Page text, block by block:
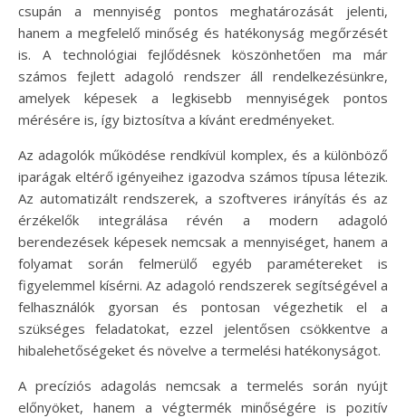
csupán a mennyiség pontos meghatározását jelenti,
hanem a megfelelő minőség és hatékonyság megőrzését
is. A technológiai fejlődésnek köszönhetően ma már
számos fejlett adagoló rendszer áll rendelkezésünkre,
amelyek képesek a legkisebb mennyiségek pontos
mérésére is, így biztosítva a kívánt eredményeket.
Az adagolók működése rendkívül komplex, és a különböző
iparágak eltérő igényeihez igazodva számos típusa létezik.
Az automatizált rendszerek, a szoftveres irányítás és az
érzékelők integrálása révén a modern adagoló
berendezések képesek nemcsak a mennyiséget, hanem a
folyamat során felmerülő egyéb paramétereket is
figyelemmel kísérni. Az adagoló rendszerek segítségével a
felhasználók gyorsan és pontosan végezhetik el a
szükséges feladatokat, ezzel jelentősen csökkentve a
hibalehetőségeket és növelve a termelési hatékonyságot.
A precíziós adagolás nemcsak a termelés során nyújt
előnyöket, hanem a végtermék minőségére is pozitív